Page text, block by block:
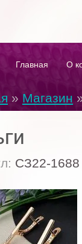
Главная О
» Магазин
СЗ22-1688